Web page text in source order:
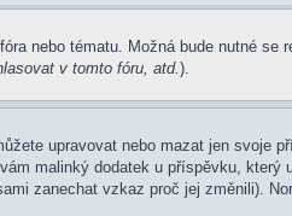
nebo tématu. Možná bude nutné
v tomto fóru, atd.).
upravovat nebo mazat jen
malinký dodatek u příspěvku,
zanechat vzkaz proč jej změnili).